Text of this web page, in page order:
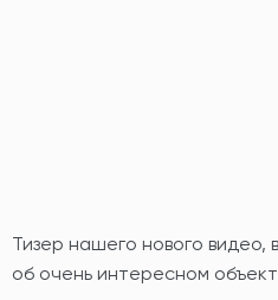
Тизер нашего нового
об очень интересном